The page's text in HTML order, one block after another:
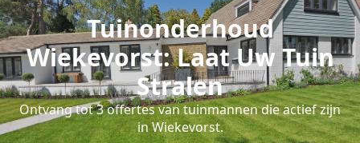
Tuinonderhoud
Wiekevorst: Laat Uw Tuin
Stralen
Ontvang tot 3 offertes van tuinmannen die actief zijn
in Wiekevorst.